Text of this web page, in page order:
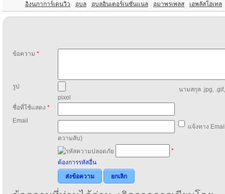
อิงนภาการ์เดนวิว อุบล อุบลอินเตอร์เนชั่นแนล อุมาพรเพลส เอพลัสโฮเทล
ข้อความ *
รูป
นามสกุล .jpg,
pixel
ชื่อที่ใช้แสดง *
Email
แจ้งทาง
ความลับ)
*
ต้องการรหัสอื่น
ส่งข้อความ
ยกเลิก